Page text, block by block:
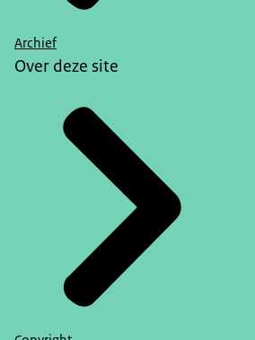
Archief
Over deze site